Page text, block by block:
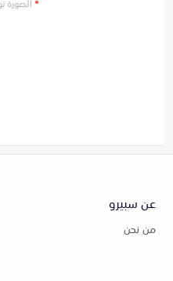
عن سبيرو
من نحن